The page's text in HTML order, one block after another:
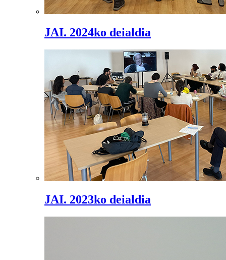
JAI. 2024ko deialdia
JAI. 2023ko deialdia